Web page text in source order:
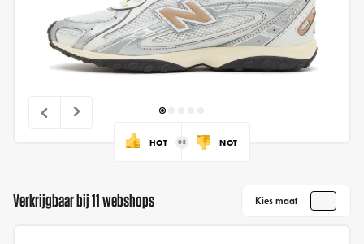
HOT NOT
Verkrijgbaar bij 11 webshops Kies maat